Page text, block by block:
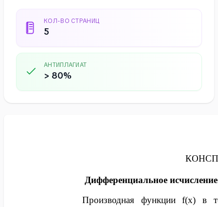
КОЛ-ВО СТРАНИЦ
5
АНТИПЛАГИАТ
> 80%
Дифференциальное
Производная функции f(x) в